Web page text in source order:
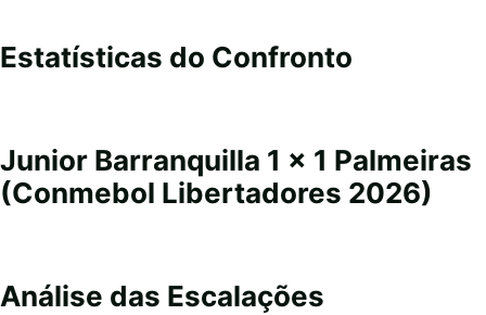
Estatísticas do Confronto
Junior Barranquilla 1 x 1 Palmeiras
(Conmebol Libertadores 2026)
Análise das Escalações